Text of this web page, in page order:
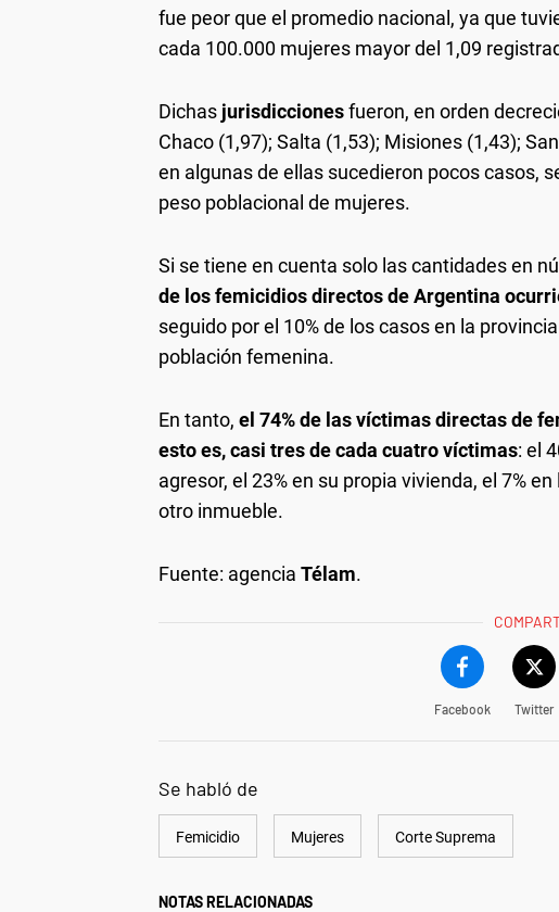
fue peor que el promedio nacional, ya que
cada 100.000 mujeres mayor del 1,09
Dichas jurisdiccionesfueron, en orden
Chaco (1,97); Salta (1,53); Misiones (1,43);
en algunas de ellas sucedieron pocos casos,
peso poblacional de mujeres.
Si se tiene en cuenta solo las cantidades en
de los femicidios directos de Argentina
seguido por el 10% de los casos en la
población femenina.
En tanto, el 74% de las víctimas directas de
esto es, casi tres de cada cuatro víctimas: el
agresor, el 23% en su propia vivienda, el 7%
otro inmueble.
Fuente: agencia Télam.
Facebook Twitter
Se habló de
Femicidio Mujeres Corte Suprema
NOTAS RELACIONADAS